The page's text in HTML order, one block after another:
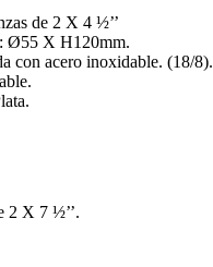
de 2 X 4 ½’’
Ø55 X H120mm.
con acero inoxidable. (18/8).
2 X 7 ½’’.